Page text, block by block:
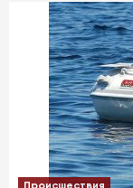
Происшествия